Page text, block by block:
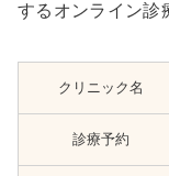
するオンライン診
クリニック名
診療予約